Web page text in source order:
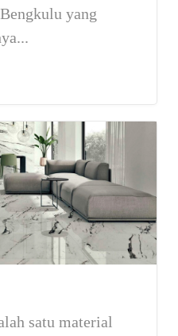
yang
satu material